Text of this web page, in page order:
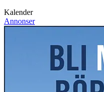
Kalender
Annonser